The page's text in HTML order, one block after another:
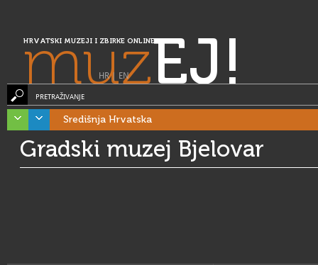
HRVATSKI MUZEJI I ZBIRKE ONLINE
muzEJ!
HR| EN
PRETRAŽIVANJE
Središnja Hrvatska
Gradski muzej Bjelovar